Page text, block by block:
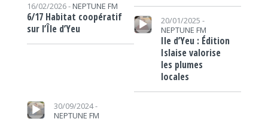
16/02/2026 - NEPTUNE FM
6/17 Habitat coopératif
sur l’Île d’Yeu
Lecteur audio
20/01/2025 -
NEPTUNE FM
Ile d’Yeu : Édition
Islaise valorise
les plumes
locales
Lecteur audio
30/09/2024 -
NEPTUNE FM